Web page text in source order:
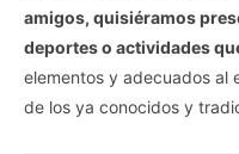
amigos, quisiéramos
deportes o actividades
elementos y adecuados al
de los ya conocidos y